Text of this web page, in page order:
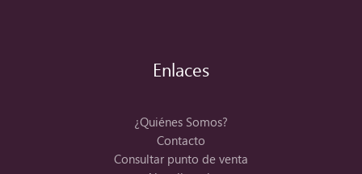
Enlaces
¿Quiénes Somos?
Contacto
Consultar punto de venta